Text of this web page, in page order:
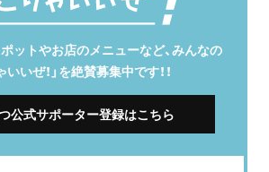
ットやお店のメニューなど、みんなの
いいぜ！」を絶賛募集中です！！
公式サポーター登録はこちら